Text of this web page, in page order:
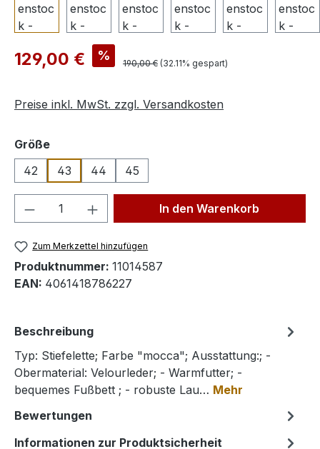
Verkaufspreis:
129,00 € % Regulärer Preis:
190,00 € (32.11% gespart)
Preise inkl. MwSt. zzgl. Versandkosten
Größeauswählen
42
43 44 45
Produkt Anzahl: Gib denIn den Warenkorb
Zum Merkzettel hinzufügen
Produktnummer: 11014587
EAN: 4061418786227
Beschreibung
Typ: Stiefelette; Farbe "mocca"; Ausstattung:; -
Obermaterial: Velourleder; - Warmfutter; -
bequemes Fußbett ; - robuste Lau… Mehr
Bewertungen
Informationen zur Produktsicherheit